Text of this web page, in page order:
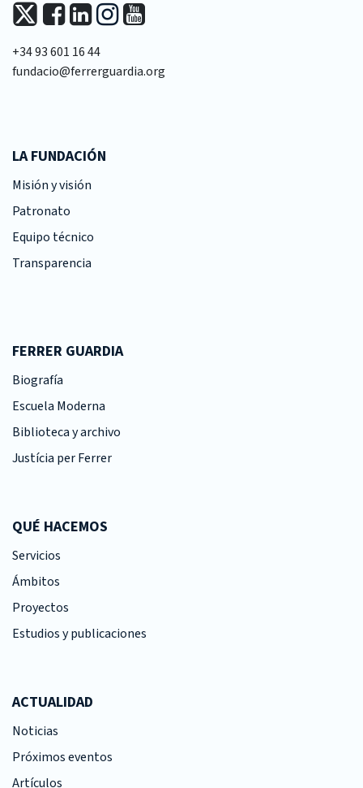
+34 93 601 16 44
fundacio@ferrerguardia.org
LA FUNDACIÓN
Misión y visión
Patronato
Equipo técnico
Transparencia
FERRER GUARDIA
Biografía
Escuela Moderna
Biblioteca y archivo
Justícia per Ferrer
QUÉ HACEMOS
Servicios
Ámbitos
Proyectos
Estudios y publicaciones
ACTUALIDAD
Noticias
Próximos eventos
Artículos